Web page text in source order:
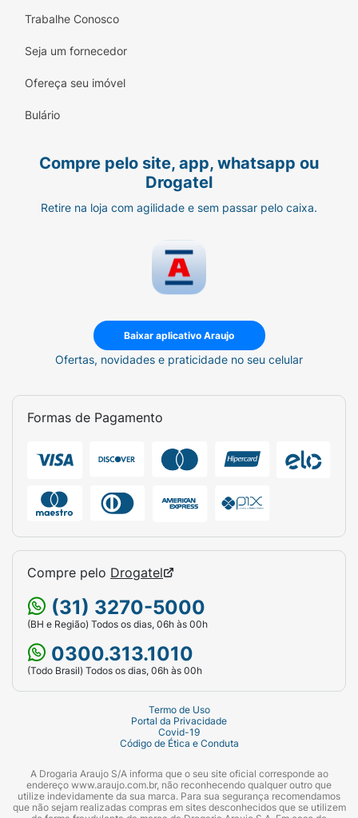
Trabalhe Conosco
Seja um fornecedor
Ofereça seu imóvel
Bulário
Compre pelo site, app, whatsapp ou
Drogatel
Retire na loja com agilidade e sem passar pelo caixa.
Baixar aplicativo Araujo
Ofertas, novidades e praticidade no seu celular
Formas de Pagamento
Compre pelo Drogatel
(31) 3270-5000
(BH e Região) Todos os dias, 06h às 00h
0300.313.1010
(Todo Brasil) Todos os dias, 06h às 00h
Termo de Uso
Portal da Privacidade
Covid-19
Código de Ética e Conduta
A Drogaria Araujo S/A informa que o seu site oficial corresponde ao
endereço www.araujo.com.br, não reconhecendo qualquer outro que
utilize indevidamente da sua marca. Para sua segurança recomendamos
que não sejam realizadas compras em sites desconhecidos que se utilizem